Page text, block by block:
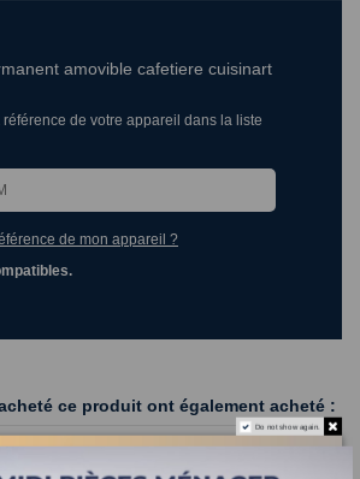
amovible cafetiere cuisinart
de votre appareil dans la liste
de mon appareil ?
ce produit ont également acheté :
Do not show again.